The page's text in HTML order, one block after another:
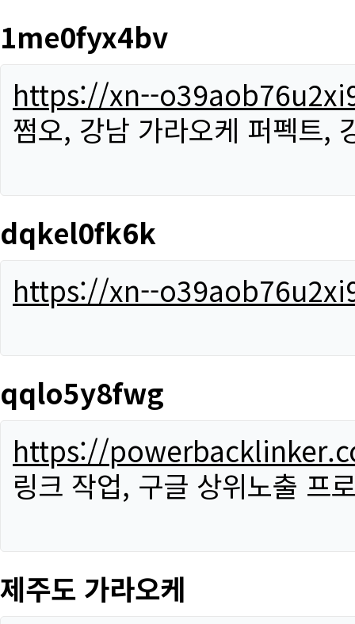
1me0fyx4bv
https://xn--
쩜오, 강남 가라오케 퍼펙트,
dqkel0fk6k
https://xn--
qqlo5y8fwg
https://
링크 작업, 구글 상위노출 프
제주도 가라오케